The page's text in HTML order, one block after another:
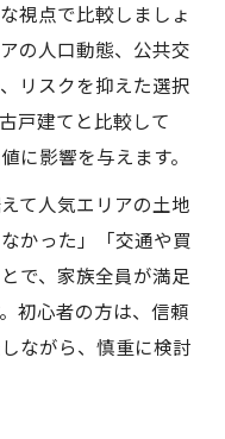
視点で比較しましょ
の人口動態、公共交
リスクを抑えた選択
戸建てと比較して
に影響を与えます。
て人気エリアの土地
かった」「交通や買
で、家族全員が満足
初心者の方は、信頼
ながら、慎重に検討